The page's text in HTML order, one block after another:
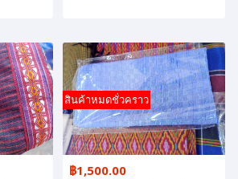
สินค้าหมดชั่วคราว
฿1,500.00